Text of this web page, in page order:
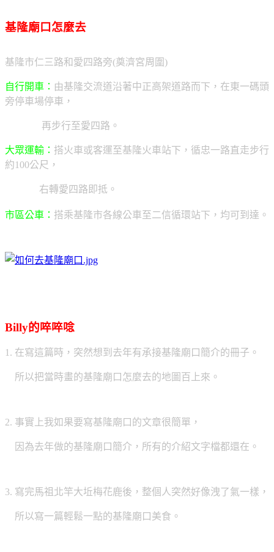
基隆廟口怎麼去
基隆市仁三路和愛四路旁(奠濟宮周圍)
自行開車： 由基隆交流道沿著中正高架道路而下，在東一碼頭
旁停車場停車，
再步行至愛四路。
大眾運輸： 搭火車或客運至基隆火車站下，循忠一路直走步行
約100公尺，
右轉愛四路即抵。
市區公車： 搭乘基隆市各線公車至二信循環站下，均可到達。
Billy的啐啐唸
1. 在寫這篇時，突然想到去年有承接基隆廟口簡介的冊子。
所以把當時畫的基隆廟口怎麼去的地圖百上來。
2. 事實上我如果要寫基隆廟口的文章很簡單，
因為去年做的基隆廟口簡介，所有的介紹文字檔都還在。
3. 寫完馬祖北竿大坵梅花鹿後，整個人突然好像洩了氣一樣，
所以寫一篇輕鬆一點的基隆廟口美食。